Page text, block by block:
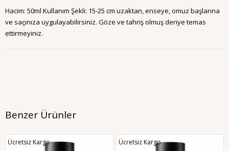
Hacim: 50ml Kullanım Şekli: 15-25 cm uzaktan, enseye, omuz başlarına
ve saçınıza uygulayabilirsiniz. Göze ve tahriş olmuş deriye temas
ettirmeyiniz.
Benzer Ürünler
Ücretsiz Kargo Ücretsiz Kargo